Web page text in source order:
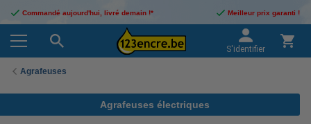
Commandé aujourd'hui, livré demain !* Meilleur prix garanti !
S'identifier
Agrafeuses
Agrafeuses électriques